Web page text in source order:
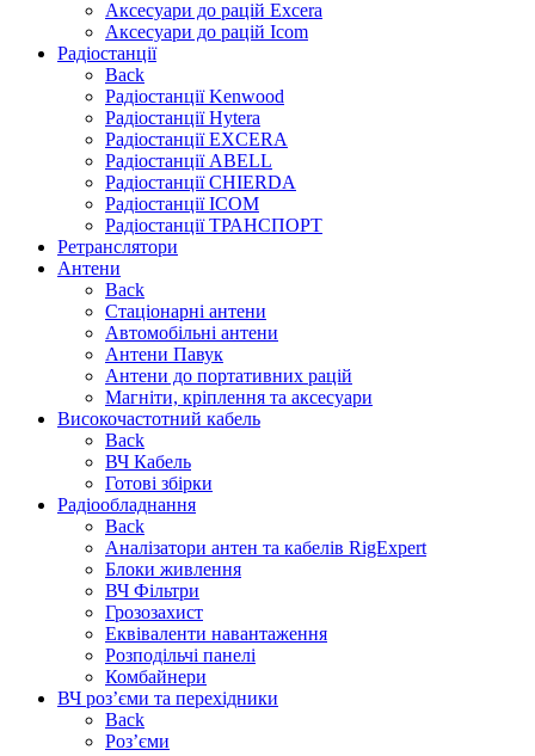
Аксесуари до рацій Excera
Аксесуари до рацій Icom
Радіостанції
Back
Радіостанції Kenwood
Радіостанції Hytera
Радіостанції EXCERA
Радіостанції ABELL
Радіостанції CHIERDA
Радіостанції ICOM
Радіостанції ТРАНСПОРТ
Ретранслятори
Антени
Back
Стаціонарні антени
Автомобільні антени
Антени Павук
Антени до портативних рацій
Магніти, кріплення та аксесуари
Високочастотний кабель
Back
ВЧ Кабель
Готові збірки
Радіообладнання
Back
Аналізатори антен та кабелів RigExpert
Блоки живлення
ВЧ Фільтри
Грозозахист
Еквіваленти навантаження
Розподільчі панелі
Комбайнери
ВЧ роз’єми та перехідники
Back
Роз’єми